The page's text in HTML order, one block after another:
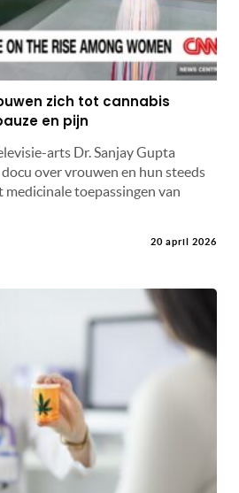
zich tot cannabis
en pijn
arts Dr. Sanjay Gupta
over vrouwen en hun steeds
toepassingen van
20 april 2026